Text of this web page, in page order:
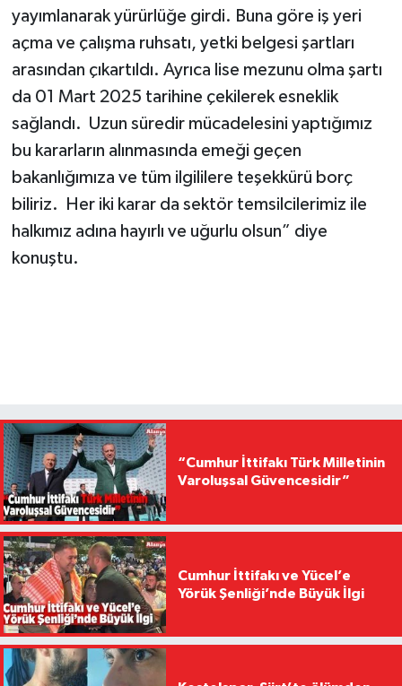
yayımlanarak yürürlüğe girdi. Buna göre iş yeri
açma ve çalışma ruhsatı, yetki belgesi şartları
arasından çıkartıldı. Ayrıca lise mezunu olma şartı
da 01 Mart 2025 tarihine çekilerek esneklik
sağlandı. Uzun süredir mücadelesini yaptığımız
bu kararların alınmasında emeği geçen
bakanlığımıza ve tüm ilgililere teşekkürü borç
biliriz. Her iki karar da sektör temsilcilerimiz ile
halkımız adına hayırlı ve uğurlu olsun” diye
konuştu.
“Cumhur İttifakı Türk Milletinin
Varoluşsal Güvencesidir”
Cumhur İttifakı ve Yücel’e
Yörük Şenliği’nde Büyük İlgi